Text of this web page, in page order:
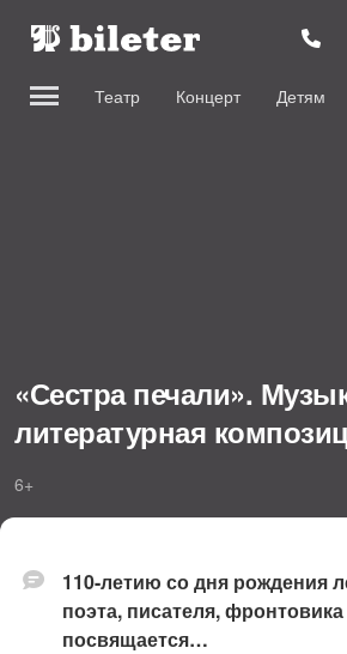
Театр Концерт Детям
«Сестра печали».
литературная
6+
110-летию со дня рождения
поэта, писателя,
посвящается…